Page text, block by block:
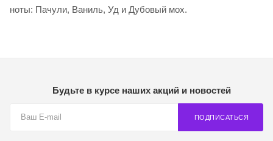
ноты: Пачули, Ваниль, Уд и Дубовый мох.
Будьте в курсе наших акций и новостей
ПОДПИСАТЬСЯ